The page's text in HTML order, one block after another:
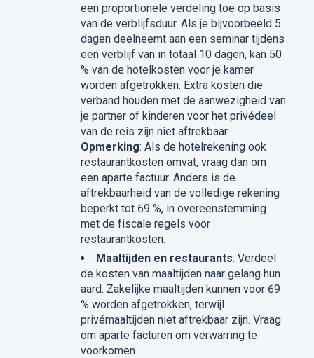
een proportionele verdeling toe op basis
van de verblijfsduur. Als je bijvoorbeeld 5
dagen deelneemt aan een seminar tijdens
een verblijf van in totaal 10 dagen, kan 50
% van de hotelkosten voor je kamer
worden afgetrokken. Extra kosten die
verband houden met de aanwezigheid van
je partner of kinderen voor het privédeel
van de reis zijn niet aftrekbaar.
Opmerking: Als de hotelrekening ook
restaurantkosten omvat, vraag dan om
een aparte factuur. Anders is de
aftrekbaarheid van de volledige rekening
beperkt tot 69 %, in overeenstemming
met de fiscale regels voor
restaurantkosten.
Maaltijden en restaurants: Verdeel
de kosten van maaltijden naar gelang hun
aard. Zakelijke maaltijden kunnen voor 69
% worden afgetrokken, terwijl
privémaaltijden niet aftrekbaar zijn. Vraag
om aparte facturen om verwarring te
voorkomen.